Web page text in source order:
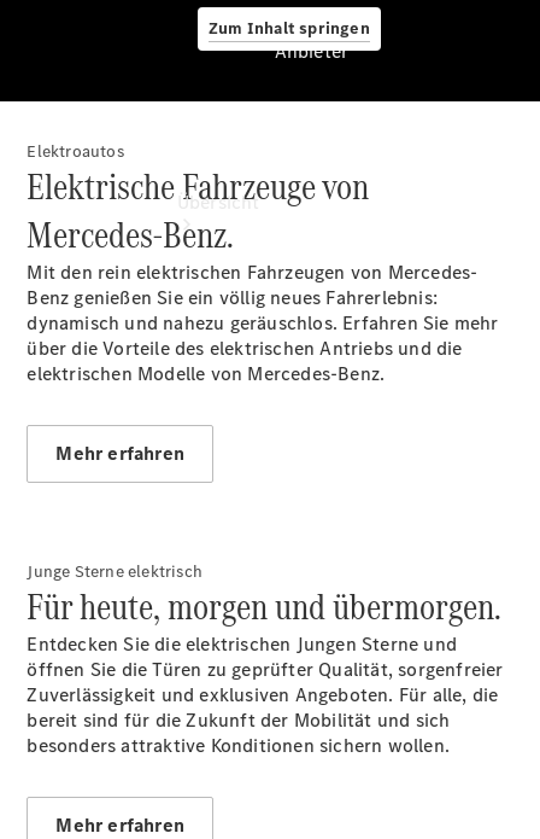
Zum Inhalt springen
Übersicht
Ansprechpartner
finden
Tel: + 49
2129 9409-
0
Anbieter
Elektroautos
Elektrische Fahrzeuge von
Mercedes-Benz.
Mit den rein elektrischen Fahrzeugen von Mercedes-
Benz genießen Sie ein völlig neues Fahrerlebnis:
dynamisch und nahezu geräuschlos. Erfahren Sie mehr
über die Vorteile des elektrischen Antriebs und die
elektrischen Modelle von Mercedes-Benz.
Mehr erfahren
Junge Sterne elektrisch
Für heute, morgen und übermorgen.
Entdecken Sie die elektrischen Jungen Sterne und
öffnen Sie die Türen zu geprüfter Qualität, sorgenfreier
Zuverlässigkeit und exklusiven Angeboten. Für alle, die
bereit sind für die Zukunft der Mobilität und sich
besonders attraktive Konditionen sichern wollen.
Mehr erfahren